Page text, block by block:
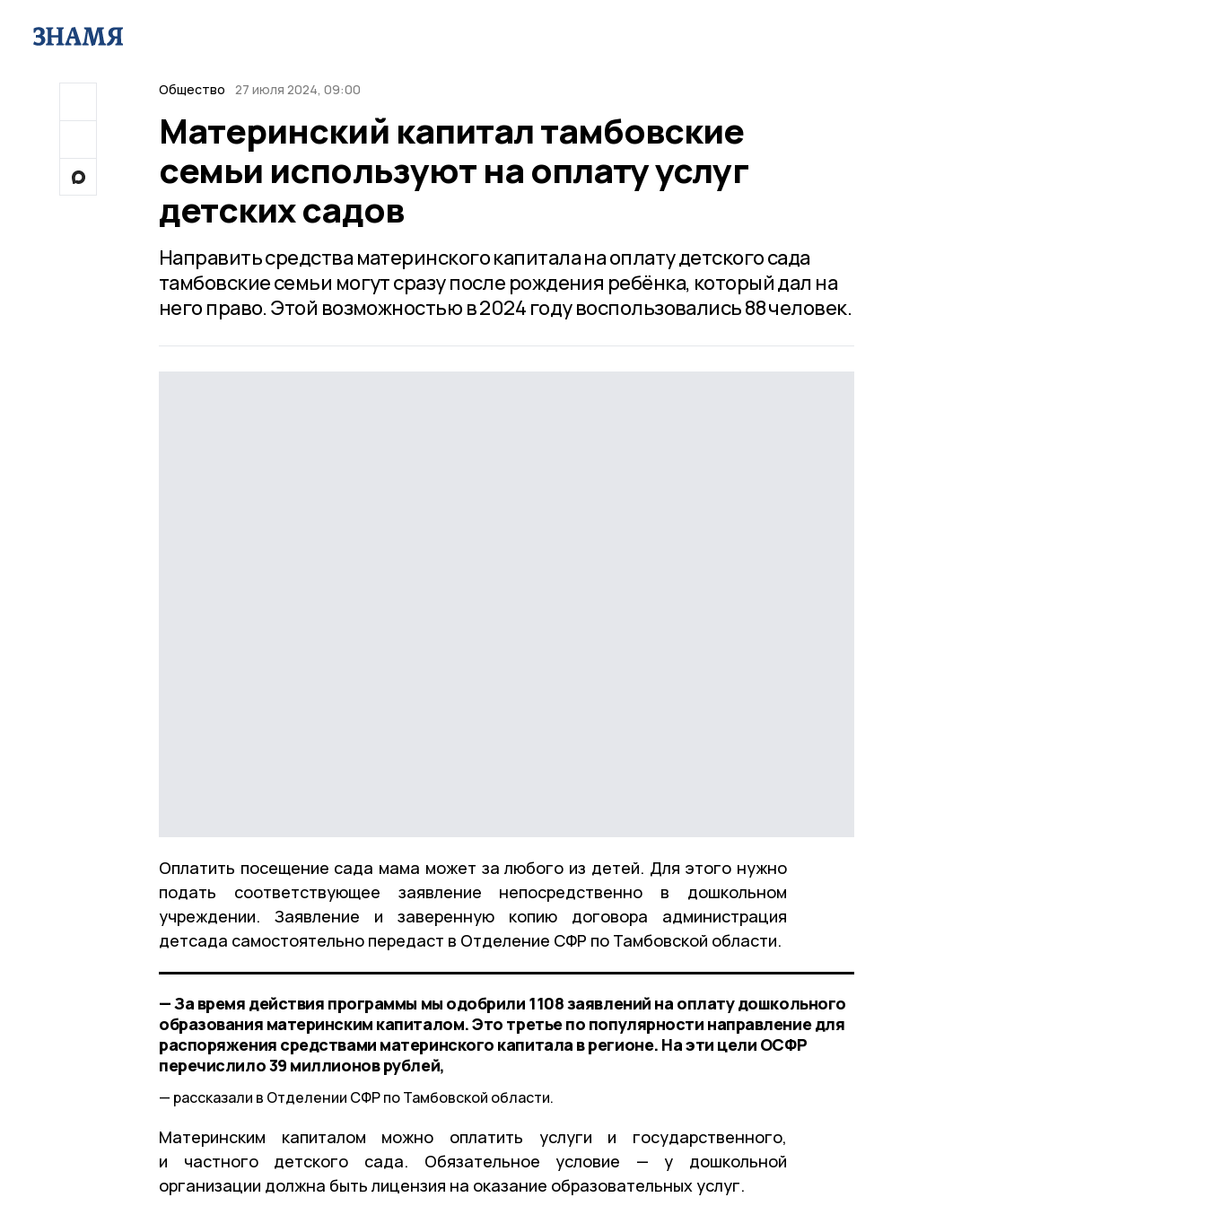
Общество 27 июля 2024, 09:00
Материнский капитал тамбовские
семьи используют на оплату услуг
детских садов
Направить средства материнского капитала на оплату детского сада
тамбовские семьи могут сразу после рождения ребёнка, который дал на
него право. Этой возможностью в 2024 году воспользовались 88 человек.
Оплатить посещение сада мама может за любого из детей. Для этого нужно
подать соответствующее заявление непосредственно в дошкольном
учреждении. Заявление и заверенную копию договора администрация
детсада самостоятельно передаст в Отделение СФР по Тамбовской области.
— За время действия программы мы одобрили 1108 заявлений на оплату дошкольного
образования материнским капиталом. Это третье по популярности направление для
распоряжения средствами материнского капитала в регионе. На эти цели ОСФР
перечислило 39 миллионов рублей,
рассказали в Отделении СФР по Тамбовской области.
Материнским капиталом можно оплатить услуги и государственного,
и частного детского сада. Обязательное условие — у дошкольной
организации должна быть лицензия на оказание образовательных услуг.